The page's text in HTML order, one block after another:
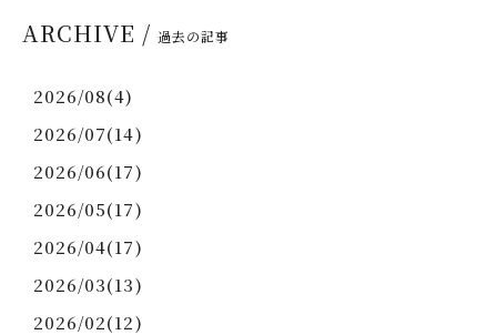
ARCHIVE / 過去の記事
2026/08(4)
2026/07(14)
2026/06(17)
2026/05(17)
2026/04(17)
2026/03(13)
2026/02(12)